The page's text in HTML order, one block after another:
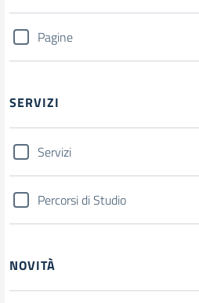
Pagine
SERVIZI
Servizi
Percorsi di Studio
NOVITÀ